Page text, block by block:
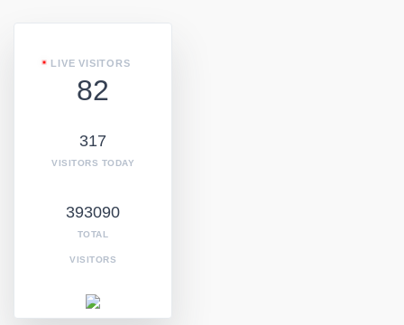
LIVE VISITORS
82
317
VISITORS TODAY
393090
TOTAL
VISITORS